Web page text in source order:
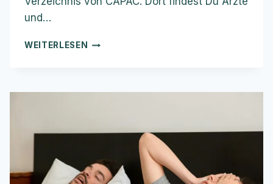
und…
WEITERLESEN
CANNABIS
SO
DEN
ARZT
FÜR